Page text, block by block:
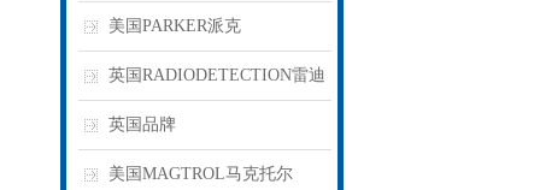
美国PARKER派克
英国RADIODETECTION雷迪
英国品牌
美国MAGTROL马克托尔